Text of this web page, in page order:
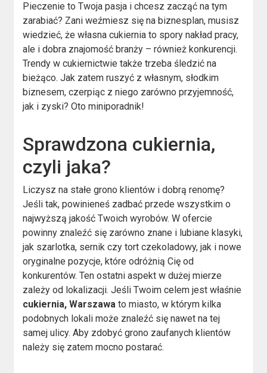
Pieczenie to Twoja pasja i chcesz zacząć na tym
zarabiać? Zani weźmiesz się na biznesplan, musisz
wiedzieć, że własna cukiernia to spory nakład pracy,
ale i dobra znajomość branży – również konkurencji.
Trendy w cukiernictwie także trzeba śledzić na
bieżąco. Jak zatem ruszyć z własnym, słodkim
biznesem, czerpiąc z niego zarówno przyjemność,
jak i zyski? Oto miniporadnik!
Sprawdzona cukiernia,
czyli jaka?
Liczysz na stałe grono klientów i dobrą renomę?
Jeśli tak, powinieneś zadbać przede wszystkim o
najwyższą jakość Twoich wyrobów. W ofercie
powinny znaleźć się zarówno znane i lubiane klasyki,
jak szarlotka, sernik czy tort czekoladowy, jak i nowe
oryginalne pozycje, które odróżnią Cię od
konkurentów. Ten ostatni aspekt w dużej mierze
zależy od lokalizacji. Jeśli Twoim celem jest właśnie
cukiernia, Warszawa to miasto, w którym kilka
podobnych lokali może znaleźć się nawet na tej
samej ulicy. Aby zdobyć grono zaufanych klientów
należy się zatem mocno postarać.